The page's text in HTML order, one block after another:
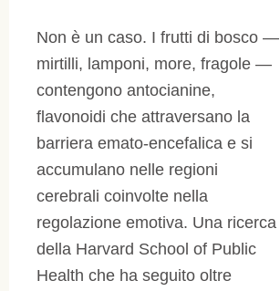
Non è un caso. I frutti di bosco —
mirtilli, lamponi, more, fragole —
contengono antocianine,
flavonoidi che attraversano la
barriera emato-encefalica e si
accumulano nelle regioni
cerebrali coinvolte nella
regolazione emotiva. Una ricerca
della Harvard School of Public
Health che ha seguito oltre